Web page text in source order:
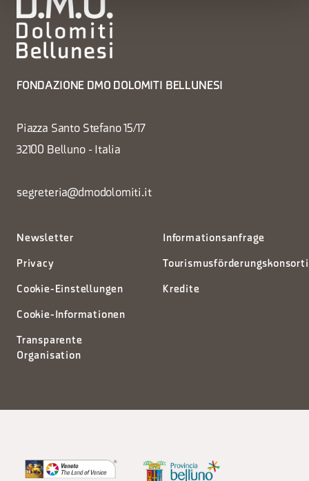
FONDAZIONE DMO DOLOMITI BELLUNESI
Piazza Santo Stefano 15/17
32100 Belluno - Italia
segreteria@dmodolomiti.it
Newsletter
Privacy
Cookie-Einstellungen
Cookie-Informationen
Transparente
Organisation
Informationsanfrage
Kredite